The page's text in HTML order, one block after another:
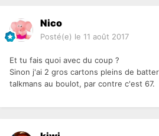
Nico
Posté(e) le 11 août 2017
Et tu fais quoi avec du coup ?
Sinon j'ai 2 gros cartons pleins de
talkmans au boulot, par contre c'est 67.